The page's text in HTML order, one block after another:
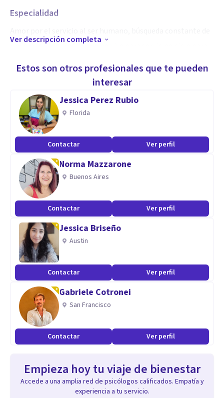
Especialidad
mejora, mi lema es "quien no vive para servir, no sirve para
Lic. En Psicología Humanista
Maestría en Tratamiento de las Adicciones
Ver descripción completa
Estos son otros profesionales que te pueden
interesar
Jessica Perez Rubio
Florida
Contactar Ver perfil
Norma Mazzarone
Buenos Aires
Contactar Ver perfil
Jessica Briseño
Austin
Contactar Ver perfil
Gabriele Cotronei
San Francisco
Contactar Ver perfil
Empieza hoy tu viaje de bienestar
Accede a una amplia red de psicólogos calificados. Empatía y
experiencia a tu servicio.